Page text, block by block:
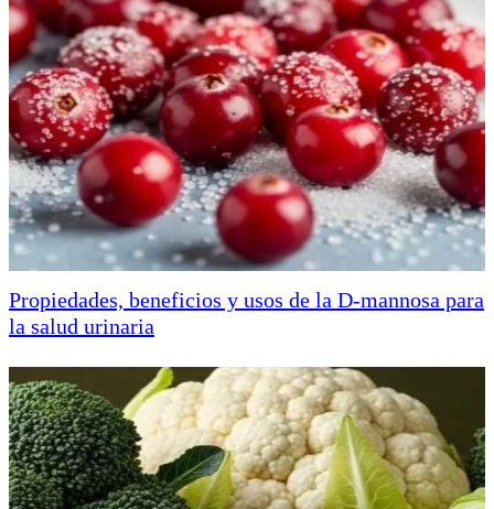
Propiedades, beneficios y usos de la D-mannosa para
la salud urinaria